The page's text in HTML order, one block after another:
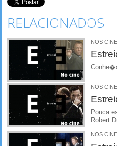
RELACIONADOS
NOS
NOS
Pouca
Robert
NOS